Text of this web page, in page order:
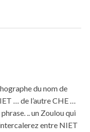
du nom de
… de l’autre CHE …
.. un Zoulou qui
entre NIET